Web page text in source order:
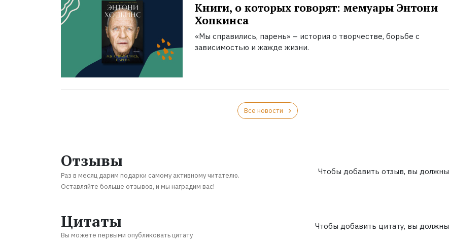
Книги, о которых говорят: мемуары Энтони
Хопкинса
«Мы справились, парень» – история о творчестве, борьбе с
зависимостью и жажде жизни.
Все новости
Отзывы
Раз в месяц дарим подарки самому активному читателю.
Оставляйте больше отзывов, и мы наградим вас!
Чтобы добавить отзыв, вы должны
Цитаты
Вы можете первыми опубликовать цитату
Чтобы добавить цитату, вы должны